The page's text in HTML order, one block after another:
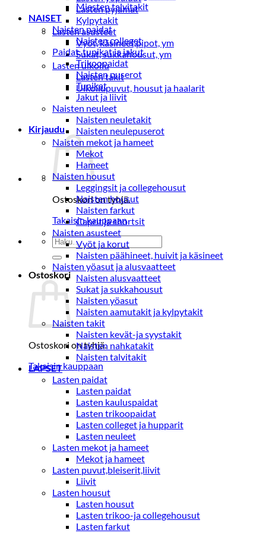
Lasten pyjamat
Kylpytakit
Lasten asusteet
Vyöt, käsineet,pipot, ym
Sukat, sukkahousut, ym
Lasten ulkoilu
Lasten takit
Ulkoilupuvut, housut ja haalarit
Kirjaudu
Ostoskori on tyhjä.
Takaisin kauppaan
Etsi:
Ostoskori
Ostoskori on tyhjä.
Takaisin kauppaan
Miesten talvitakit
NAISET
Naisten paidat
Naisten colleget
Paidat, tunikat ja jakut
Trikoopaidat
Naisten puserot
Tunikat
Jakut ja liivit
Naisten neuleet
Naisten neuletakit
Naisten neulepuserot
Naisten mekot ja hameet
Mekot
Hameet
Naisten housut
Leggingsit ja collegehousut
Naisten housut
Naisten farkut
Caprit ja shortsit
Naisten asusteet
Vyöt ja korut
Naisten päähineet, huivit ja käsineet
Naisten yöasut ja alusvaatteet
Naisten alusvaatteet
Sukat ja sukkahousut
Naisten yöasut
Naisten aamutakit ja kylpytakit
Naisten takit
Naisten kevät-ja syystakit
Naisten nahkatakit
Naisten talvitakit
LAPSET
Lasten paidat
Lasten paidat
Lasten kauluspaidat
Lasten trikoopaidat
Lasten colleget ja hupparit
Lasten neuleet
Lasten mekot ja hameet
Mekot ja hameet
Lasten puvut,bleiserit,liivit
Liivit
Lasten housut
Lasten housut
Lasten trikoo-ja collegehousut
Lasten farkut